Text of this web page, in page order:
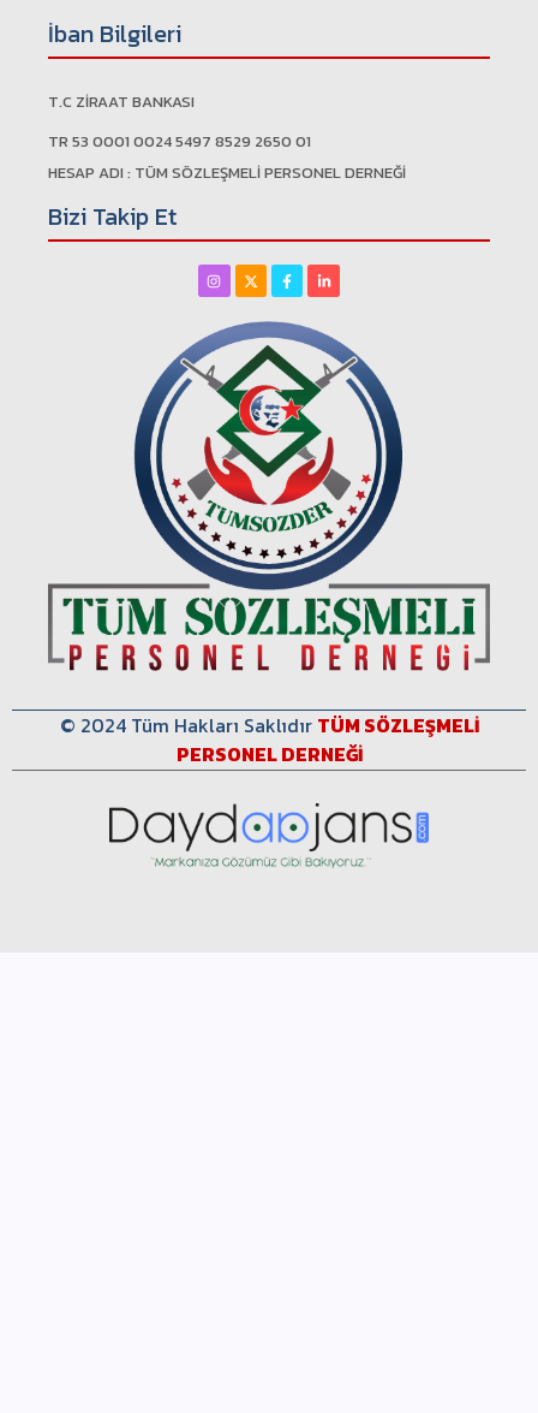
İban Bilgileri
T.C ZİRAAT BANKASI
TR 53 0001 0024 5497 8529 2650 01
HESAP ADI : TÜM SÖZLEŞMELİ PERSONEL DERNEĞİ
Bizi Takip Et
© 2024 Tüm Hakları Saklıdır TÜM SÖZLEŞMELİ
PERSONEL DERNEĞİ